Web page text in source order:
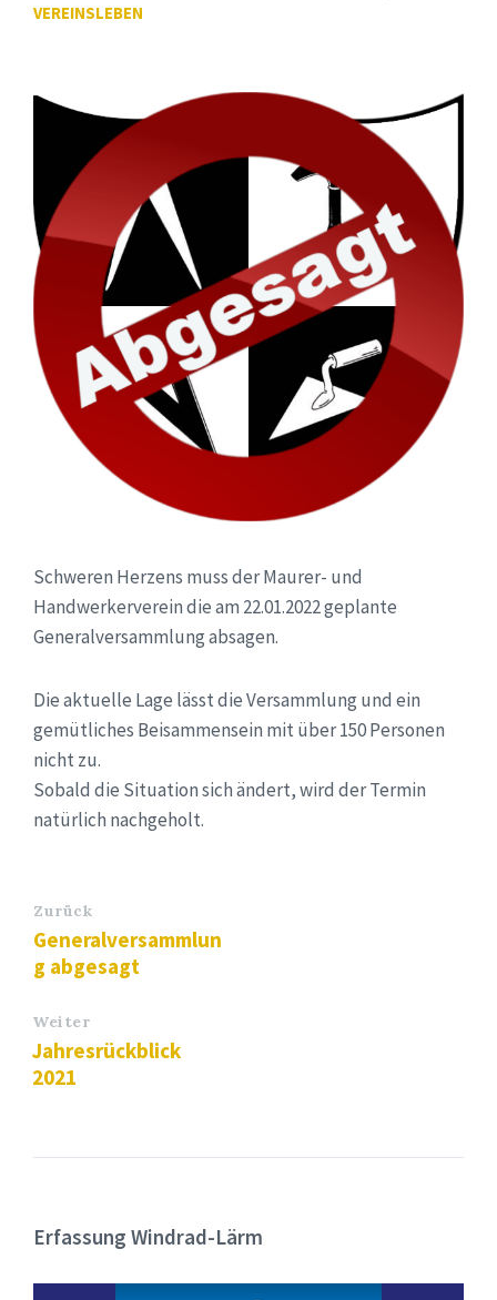
VEREINSLEBEN
Schweren Herzens muss der Maurer- und
Handwerkerverein die am 22.01.2022 geplante
Generalversammlung absagen.
Die aktuelle Lage lässt die Versammlung und ein
gemütliches Beisammensein mit über 150 Personen
nicht zu.
Sobald die Situation sich ändert, wird der Termin
natürlich nachgeholt.
Zurück
Generalversammlun
g abgesagt
Weiter
Jahresrückblick
2021
Erfassung Windrad-Lärm